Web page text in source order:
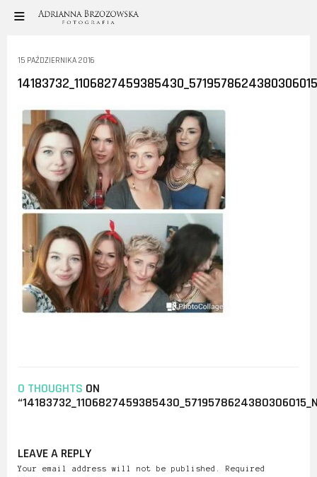
15 PAŹDZIERNIKA 2016
0 THOUGHTS ON
LEAVE A REPLY
Your email address will not be published. Required